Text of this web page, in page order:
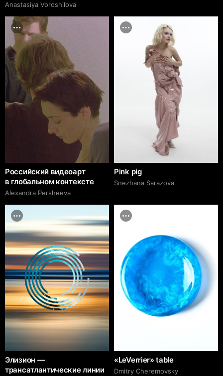
Anastasiya Voroshilova
Российский видеоарт
в глобальном контексте
Alexandra Persheeva
Pink pig
Snezhana Sarazova
Элизион —
трансатлантические линии
«LeVerrier» table
Dmitry Cheremovsky